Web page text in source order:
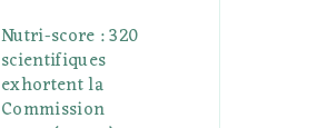
Nutri-score : 320
scientifiques
exhortent la
Commission